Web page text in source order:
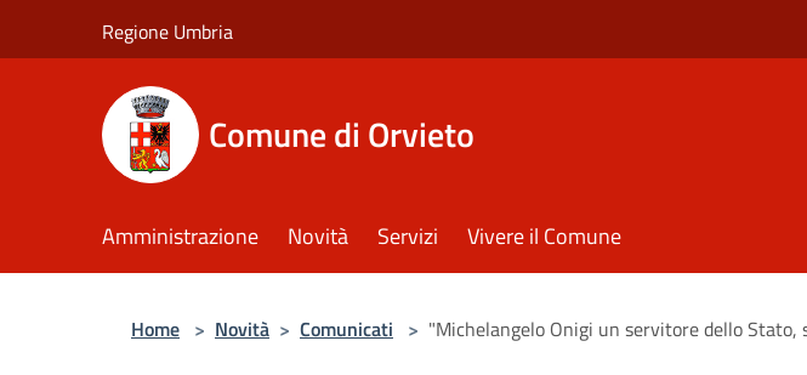
Regione Umbria
Comune di Orvieto
Amministrazione Novità Servizi Vivere il Comune
Home > Novità > Comunicati > "Michelangelo Onigi un servitore dello Stato,